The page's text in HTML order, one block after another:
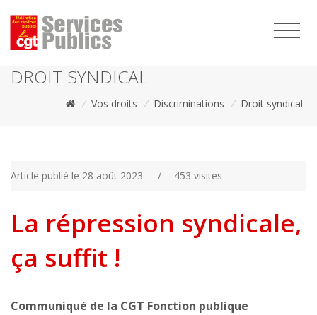
DROIT SYNDICAL
/ Vos droits / Discriminations / Droit syndical
Article publié le 28 août 2023 / 453 visites
La répression syndicale,
ça suffit !
Communiqué de la CGT Fonction publique